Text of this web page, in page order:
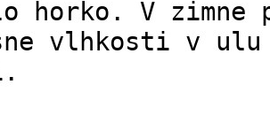
horko. V zimne
vlhkosti v ulu